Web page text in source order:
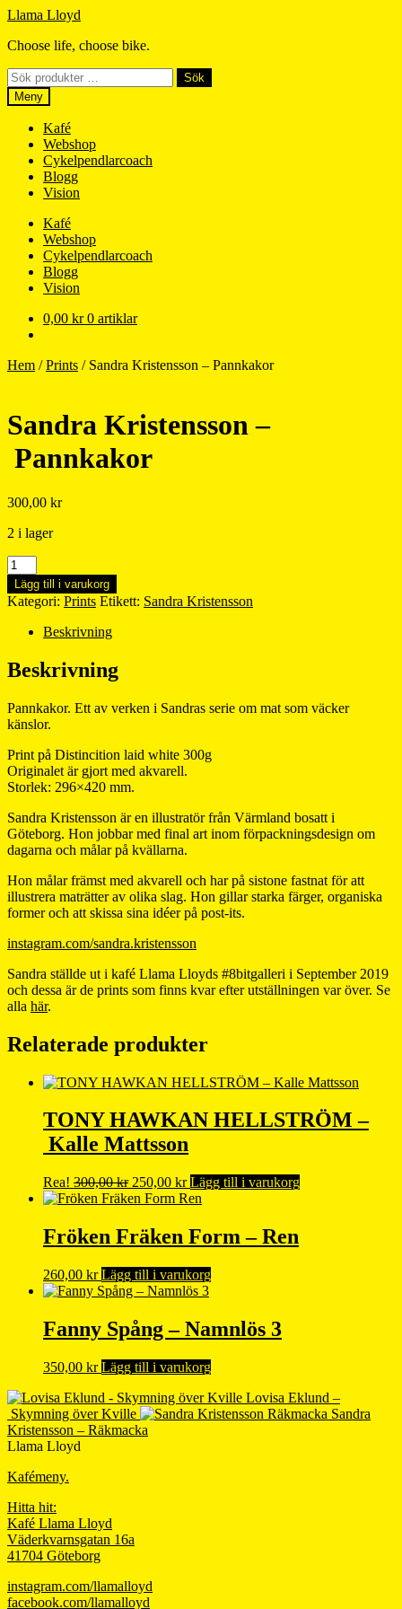
Hoppa
navigering
Hoppa
innehåll
Llama Lloyd
Choose life, choose bike.
Sök
efter:
Sök
Meny
Kafé
Webshop
Cykelpendlarcoach
Blogg
Vision
Kafé
Webshop
Cykelpendlarcoach
Blogg
Vision
0,00 kr 0 artiklar
Hem /Prints / Sandra Kristensson – Pannkakor
Sandra Kristensson –
Pannkakor
300,00 kr
2 i lager
Sandra
Kristensson
–
Pannkakor
mängd
Lägg till i varukorg
Kategori: Prints Etikett: Sandra Kristensson
Beskrivning
Beskrivning
Pannkakor. Ett av verken i Sandras serie om mat som väcker
känslor.
Print på Distincition laid white 300g
Originalet är gjort med akvarell.
Storlek: 296×420 mm.
Sandra Kristensson är en illustratör från Värmland bosatt i
Göteborg. Hon jobbar med final art inom förpackningsdesign om
dagarna och målar på kvällarna.
Hon målar främst med akvarell och har på sistone fastnat för att
illustrera maträtter av olika slag. Hon gillar starka färger, organiska
former och att skissa sina idéer på post-its.
instagram.com/sandra.kristensson
Sandra ställde ut i kafé Llama Lloyds #8bitgalleri i September 2019
och dessa är de prints som finns kvar efter utställningen var över. Se
alla här.
Relaterade produkter
TONY HAWKAN HELLSTRÖM –
Kalle Mattsson
Rea! 300,00kr Det
ursprungliga
var:
300,00 kr.
250,00 krDet
nuvarande
är:
250,00 kr.
Lägg till i varukorg
Fröken Fräken Form – Ren
260,00 kr Lägg till i varukorg
Fanny Spång – Namnlös 3
350,00 kr Lägg till i varukorg
Lovisa Eklund –
Skymning över Kville
Sandra
Kristensson – Räkmacka
Llama Lloyd
Kafémeny.
Hitta hit:
Kafé Llama Lloyd
Väderkvarnsgatan 16a
41704 Göteborg
instagram.com/llamalloyd
facebook.com/llamalloyd